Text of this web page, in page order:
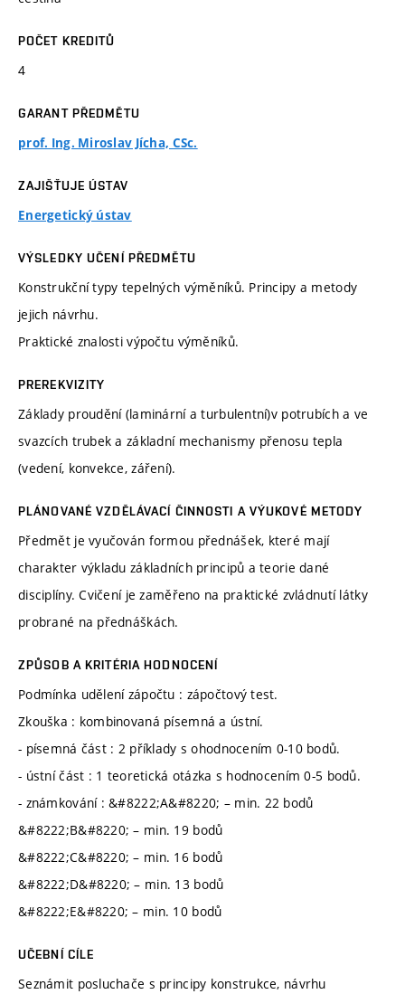
POČET KREDITŮ
4
GARANT PŘEDMĚTU
prof. Ing. Miroslav Jícha, CSc.
ZAJIŠŤUJE ÚSTAV
Energetický ústav
VÝSLEDKY UČENÍ PŘEDMĚTU
Konstrukční typy tepelných výměníků. Principy a metody
jejich návrhu.
Praktické znalosti výpočtu výměníků.
PREREKVIZITY
Základy proudění (laminární a turbulentní)v potrubích a ve
svazcích trubek a základní mechanismy přenosu tepla
(vedení, konvekce, záření).
PLÁNOVANÉ VZDĚLÁVACÍ ČINNOSTI A VÝUKOVÉ METODY
Předmět je vyučován formou přednášek, které mají
charakter výkladu základních principů a teorie dané
disciplíny. Cvičení je zaměřeno na praktické zvládnutí látky
probrané na přednáškách.
ZPŮSOB A KRITÉRIA HODNOCENÍ
Podmínka udělení zápočtu : zápočtový test.
Zkouška : kombinovaná písemná a ústní.
- písemná část : 2 příklady s ohodnocením 0-10 bodů.
- ústní část : 1 teoretická otázka s hodnocením 0-5 bodů.
- známkování : &#8222;A&#8220; – min. 22 bodů
&#8222;B&#8220; – min. 19 bodů
&#8222;C&#8220; – min. 16 bodů
&#8222;D&#8220; – min. 13 bodů
&#8222;E&#8220; – min. 10 bodů
UČEBNÍ CÍLE
Seznámit posluchače s principy konstrukce, návrhu